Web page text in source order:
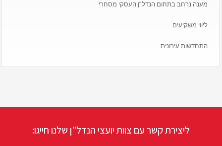
מענה נרחב בתחום הנדל”ן העסקי מסחרי
ליווי משקיעים
התחדשות עירונית
ליצירת קשר עם צוות יועצי הנדל"ן שלנו חייגו: